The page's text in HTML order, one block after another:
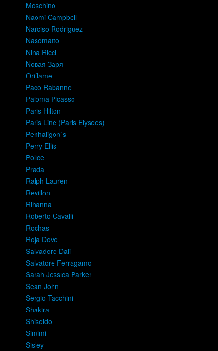
Moschino
Naomi Campbell
Narciso Rodriguez
Nasomatto
Nina Ricci
Nовая Заря
Oriflame
Paco Rabanne
Paloma Picasso
Paris Hilton
Paris Line (Paris Elysees)
Penhaligon`s
Perry Ellis
Police
Prada
Ralph Lauren
Revillon
Rihanna
Roberto Cavalli
Rochas
Roja Dove
Salvadore Dali
Salvatore Ferragamo
Sarah Jessica Parker
Sean John
Sergio Tacchini
Shakira
Shiseido
Simimi
Sisley